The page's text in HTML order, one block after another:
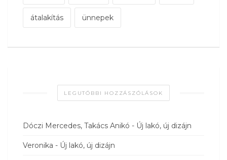
átalakítás ünnepek
LEGUTÓBBI HOZZÁSZÓLÁSOK
Dóczi Mercedes, Takács Anikó - Új lakó, új dizájn
Veronika - Új lakó, új dizájn